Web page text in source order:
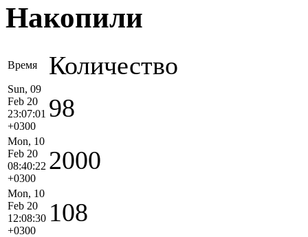
Накопили
Время Количество
Sun, 09
Feb 20
23:07:01
+0300
98
Mon, 10
Feb 20
08:40:22
+0300
2000
Mon, 10
Feb 20
12:08:30
+0300
108